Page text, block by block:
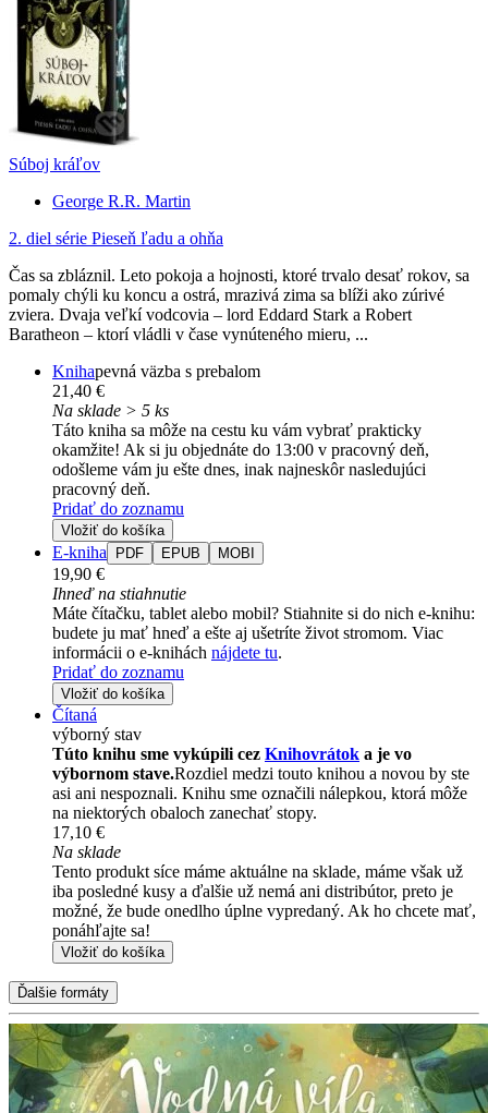
Súboj kráľov
George R.R. Martin
2. diel série Pieseň ľadu a ohňa
Čas sa zbláznil. Leto pokoja a hojnosti, ktoré trvalo desať rokov, sa
pomaly chýli ku koncu a ostrá, mrazivá zima sa blíži ako zúrivé
zviera. Dvaja veľkí vodcovia – lord Eddard Stark a Robert
Baratheon – ktorí vládli v čase vynúteného mieru, ...
Knihapevná väzba s prebalom
21,40 €
Na sklade > 5 ks
Táto kniha sa môže na cestu ku vám vybrať prakticky
okamžite! Ak si ju objednáte do 13:00 v pracovný deň,
odošleme vám ju ešte dnes, inak najneskôr nasledujúci
pracovný deň.
Pridať do zoznamu
Vložiť do košíka
E-kniha PDF EPUB MOBI
19,90 €
Ihneď na stiahnutie
Máte čítačku, tablet alebo mobil? Stiahnite si do nich e-knihu:
budete ju mať hneď a ešte aj ušetríte život stromom. Viac
informácii o e-knihách nájdete tu.
Pridať do zoznamu
Vložiť do košíka
Čítaná
výborný stav
Túto knihu sme vykúpili cez Knihovrátok a je vo
výbornom stave.Rozdiel medzi touto knihou a novou by ste
asi ani nespoznali. Knihu sme označili nálepkou, ktorá môže
na niektorých obaloch zanechať stopy.
17,10 €
Na sklade
Tento produkt síce máme aktuálne na sklade, máme však už
iba posledné kusy a ďalšie už nemá ani distribútor, preto je
možné, že bude onedlho úplne vypredaný. Ak ho chcete mať,
ponáhľajte sa!
Vložiť do košíka
Ďalšie formáty